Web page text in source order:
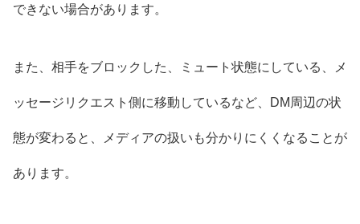
できない場合があります。
また、相手をブロックした、ミュート状態にしている、メ
ッセージリクエスト側に移動しているなど、DM周辺の状
態が変わると、メディアの扱いも分かりにくくなることが
あります。